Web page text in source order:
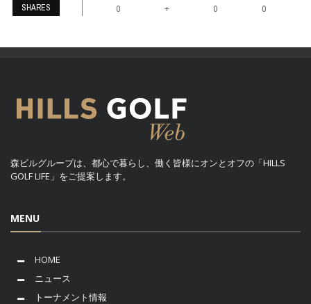
SHARES 0 + 0 0
森ビルグループは、都心で暮らし、働く皆様にオンとオフの「HILLS
GOLF LIFE」をご提案します。
MENU
HOME
ニュース
トーナメント情報